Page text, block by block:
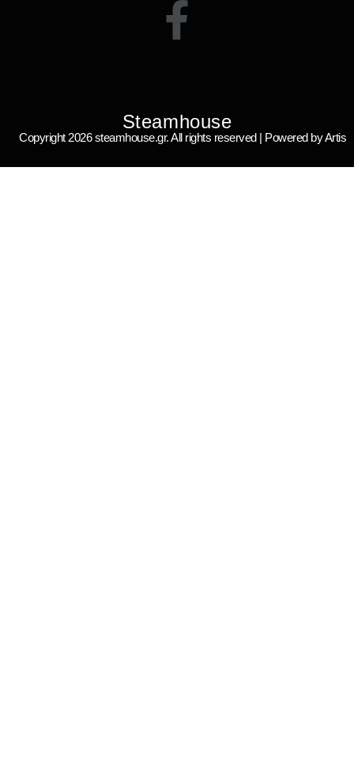
Steamhouse
Copyright 2026 steamhouse.gr. All rights reserved | Powered by Artis